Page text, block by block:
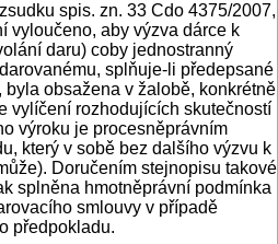
spis. zn. 33 Cdo 4375/2007,
vyloučeno, aby výzva dárce k
daru) coby jednostranný
splňuje-li předepsané
obsažena v žalobě, konkrétně
vylíčení rozhodujících skutečností
výroku je procesněprávním
který v sobě bez dalšího výzvu k
Doručením stejnopisu takové
splněna hmotněprávní podmínka
smlouvy v případě
předpokladu.